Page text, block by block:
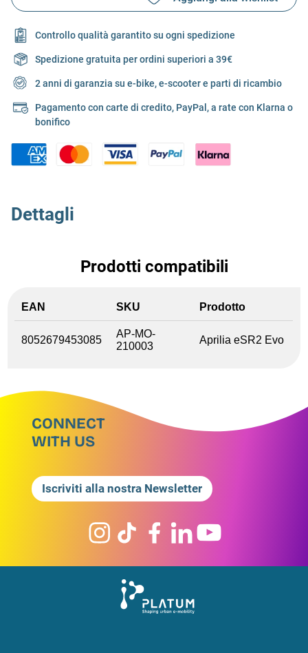
Controllo qualità garantito su ogni spedizione
Spedizione gratuita per ordini superiori a 39€
2 anni di garanzia su e-bike, e-scooter e parti di ricambio
Pagamento con carte di credito, PayPal, a rate con Klarna o
bonifico
Dettagli
Prodotti compatibili
EAN SKU Prodotto
8052679453085
AP-MO-
210003
Aprilia eSR2 Evo
CONNECT
WITH US
Iscriviti alla nostra Newsletter